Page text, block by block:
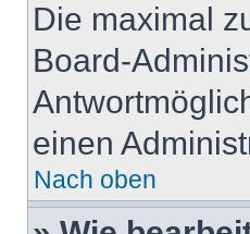
Die maximal
Board-
einen
Nach oben